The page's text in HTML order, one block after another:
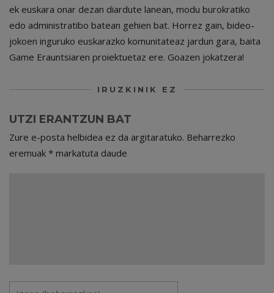
ek euskara onar dezan diardute lanean, modu burokratiko
edo administratibo batean gehien bat. Horrez gain, bideo-
jokoen inguruko euskarazko komunitateaz jardun gara, baita
Game Erauntsiaren proiektuetaz ere. Goazen jokatzera!
IRUZKINIK EZ
UTZI ERANTZUN BAT
Zure e-posta helbidea ez da argitaratuko. Beharrezko
eremuak * markatuta daude